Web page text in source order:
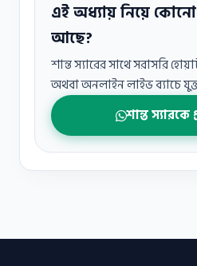
এই অধ্যায় নিয়ে কোনো
আছে?
শান্ত স্যারের সাথে সরাসরি
অথবা অনলাইন লাইভ ব্যাচে
শান্ত স্যারকে